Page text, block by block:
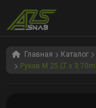
Перейти
навигации
Перейти
содержимому
Главная Каталог
Рукав M 25 LT x 3.70m